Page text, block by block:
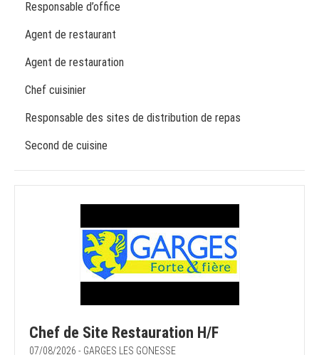
Responsable d’office
Agent de restaurant
Agent de restauration
Chef cuisinier
Responsable des sites de distribution de repas
Second de cuisine
Chef de Site Restauration H/F
07/08/2026 - GARGES LES GONESSE